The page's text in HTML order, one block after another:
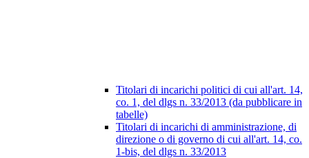
Titolari di incarichi politici di cui all'art. 14,
co. 1, del dlgs n. 33/2013 (da pubblicare in
tabelle)
Titolari di incarichi di amministrazione, di
direzione o di governo di cui all'art. 14, co.
1-bis, del dlgs n. 33/2013